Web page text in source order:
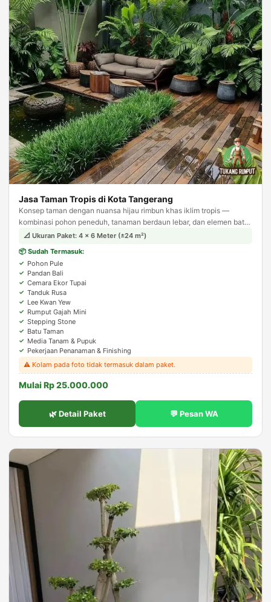
Jasa Taman Tropis di Kota Tangerang
Konsep taman dengan nuansa hijau rimbun khas iklim tropis —
kombinasi pohon peneduh, tanaman berdaun lebar, dan elemen batu
alam. Menghadirkan suasana asri dan teduh layaknya resort tropis.
📐 Ukuran Paket: 4 × 6 Meter (±24 m²)
📦 Sudah Termasuk:
Pohon Pule
Pandan Bali
Cemara Ekor Tupai
Tanduk Rusa
Lee Kwan Yew
Rumput Gajah Mini
Stepping Stone
Batu Taman
Media Tanam & Pupuk
Pekerjaan Penanaman & Finishing
⚠️ Kolam pada foto tidak termasuk dalam paket.
Mulai Rp 25.000.000
🌿 Detail Paket 💬 Pesan WA